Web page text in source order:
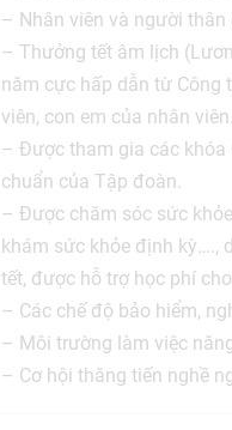
– Nhân viên và người
– Thưởng tết âm lịch
năm cực hấp dẫn từ Công
viên, con em của nhân viên.
– Được tham gia các
chuẩn của Tập đoàn.
– Được chăm sóc sức
khám sức khỏe định kỳ….,
tết, được hỗ trợ học phí
– Các chế độ bảo hiểm,
– Môi trường làm việc
– Cơ hội thăng tiến nghề